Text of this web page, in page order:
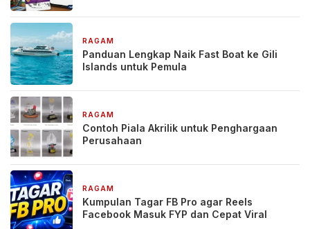
RAGAM
Panduan Lengkap Naik Fast Boat ke Gili
Islands untuk Pemula
RAGAM
Contoh Piala Akrilik untuk Penghargaan
Perusahaan
RAGAM
Kumpulan Tagar FB Pro agar Reels
Facebook Masuk FYP dan Cepat Viral